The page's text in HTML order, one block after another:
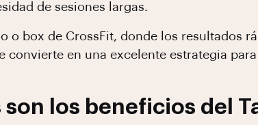
de sesiones largas.
o box de CrossFit, donde los resultados
convierte en una excelente estrategia
son los beneficios del